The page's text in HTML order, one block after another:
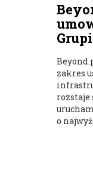
zakres
rozstaje
o